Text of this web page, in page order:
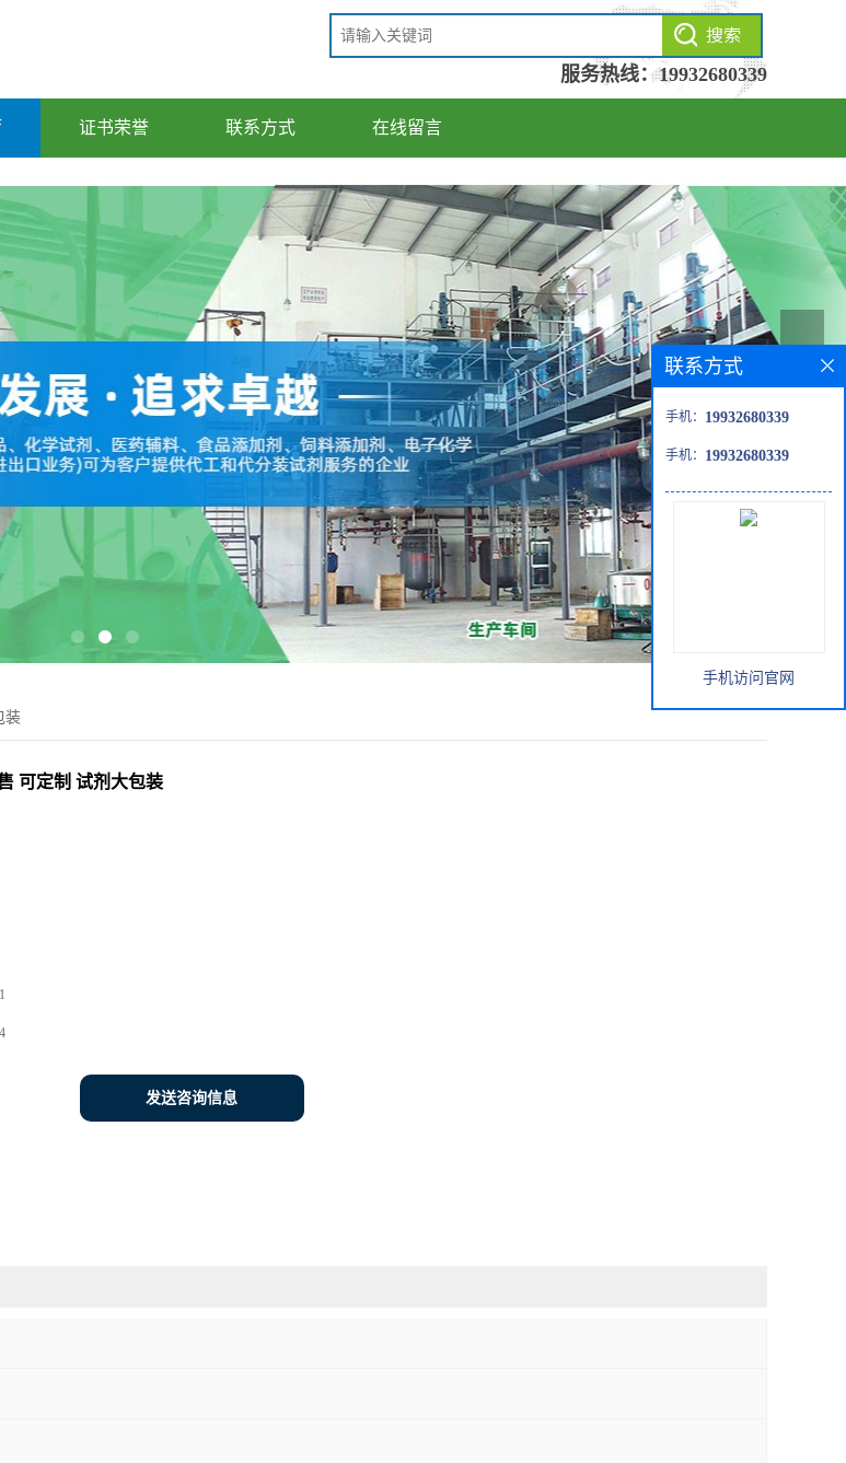
服务热线：19932680339
证书荣誉 联系方式 在线留言
装
可定制 试剂大包装
发送咨询信息
联系方式
手机： 19932680339
手机： 19932680339
手机访问官网